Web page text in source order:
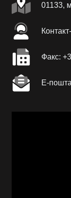
01133,
Факc:
Е-